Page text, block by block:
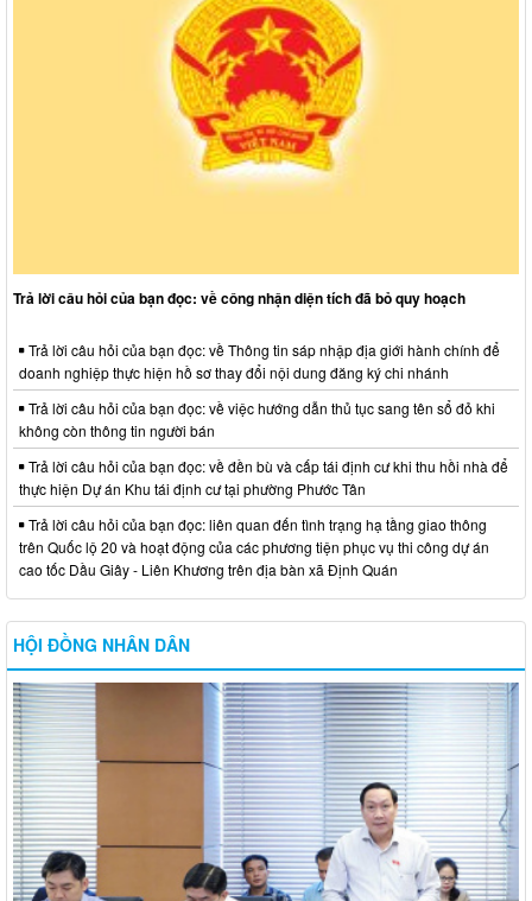
Trả lời câu hỏi của bạn đọc: về công nhận diện tích đã bỏ quy hoạch
Trả lời câu hỏi của bạn đọc: về Thông tin sáp nhập địa giới hành chính để
doanh nghiệp thực hiện hồ sơ thay đổi nội dung đăng ký chi nhánh
Trả lời câu hỏi của bạn đọc: về việc hướng dẫn thủ tục sang tên sổ đỏ khi
không còn thông tin người bán
Trả lời câu hỏi của bạn đọc: về đền bù và cấp tái định cư khi thu hồi nhà để
thực hiện Dự án Khu tái định cư tại phường Phước Tân
Trả lời câu hỏi của bạn đọc: liên quan đến tình trạng hạ tầng giao thông
trên Quốc lộ 20 và hoạt động của các phương tiện phục vụ thi công dự án
cao tốc Dầu Giây - Liên Khương trên địa bàn xã Định Quán
HỘI ĐỒNG NHÂN DÂN